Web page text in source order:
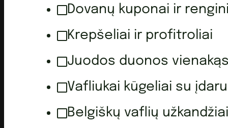
Dovanų kuponai ir
Krepšeliai ir profitroliai
Juodos duonos
Vafliukai kūgeliai su įdaru
Belgiškų vaflių užkandžiai